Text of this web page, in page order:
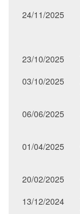
24/11/2025
23/10/2025
03/10/2025
06/06/2025
01/04/2025
20/02/2025
13/12/2024